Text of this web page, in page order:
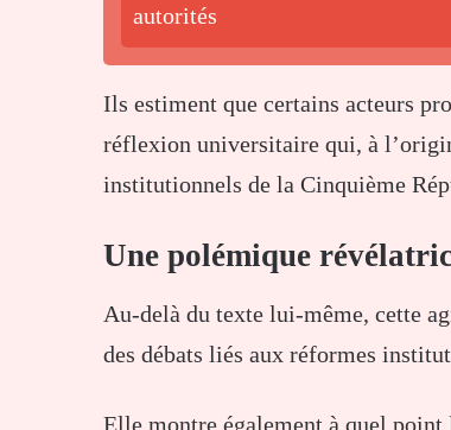
autorités
Ils estiment que certains acteurs
réflexion universitaire qui, à
institutionnels de la Cinquième
Une polémique
Au-delà du texte lui-même, cette
des débats liés aux réformes
Elle montre également à quel